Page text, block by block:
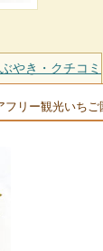
やき・クチコミ
リー観光いち